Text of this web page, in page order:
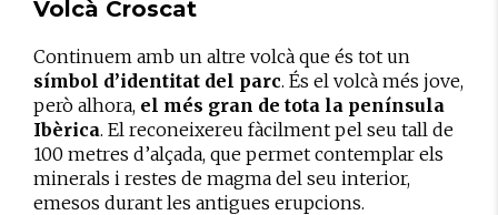
Volcà Croscat
Continuem amb un altre volcà que és tot un
símbol d’identitat del parc. És el volcà més jove,
però alhora, el més gran de tota la península
Ibèrica. El reconeixereu fàcilment pel seu tall de
100 metres d’alçada, que permet contemplar els
minerals i restes de magma del seu interior,
emesos durant les antigues erupcions.